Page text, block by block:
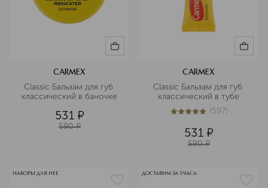
CARMEX
Classic Бальзам для губ
классический в баночке
531 ¤
590 ¤
CARMEX
Classic Бальзам для губ
классический в тубе
5из 5597 (597)
531 ¤
590 ¤
НАБОРЫ ДЛЯ НЕЕ ДОСТАВИМ ЗА 3 ЧАСА